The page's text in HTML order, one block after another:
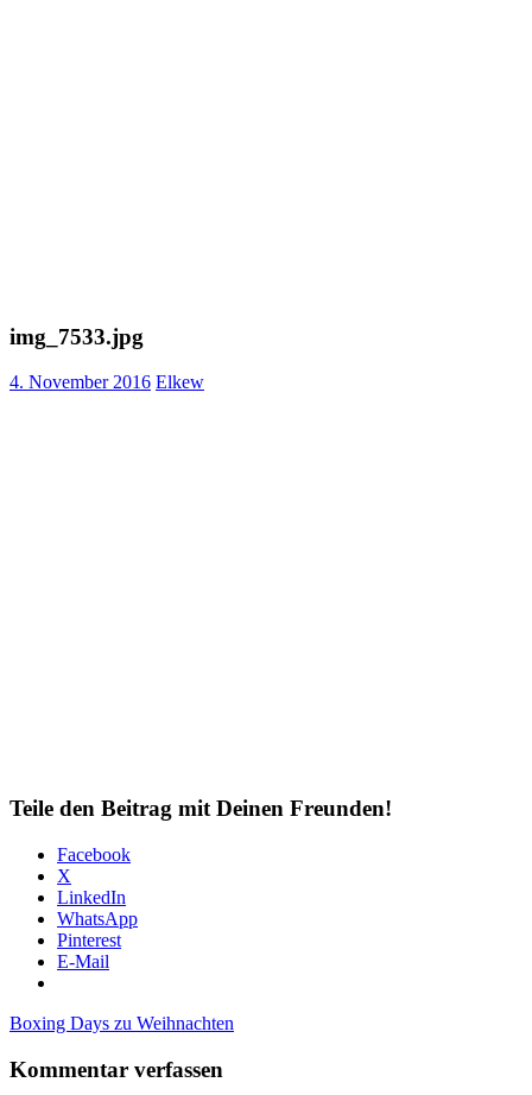
img_7533.jpg
4. November 2016 Elkew
Teile den Beitrag mit Deinen Freunden!
Facebook
X
LinkedIn
WhatsApp
Pinterest
E-Mail
Beitragsnavigation
Vorheriger
Boxing Days zu Weihnachten
Kommentar verfassen